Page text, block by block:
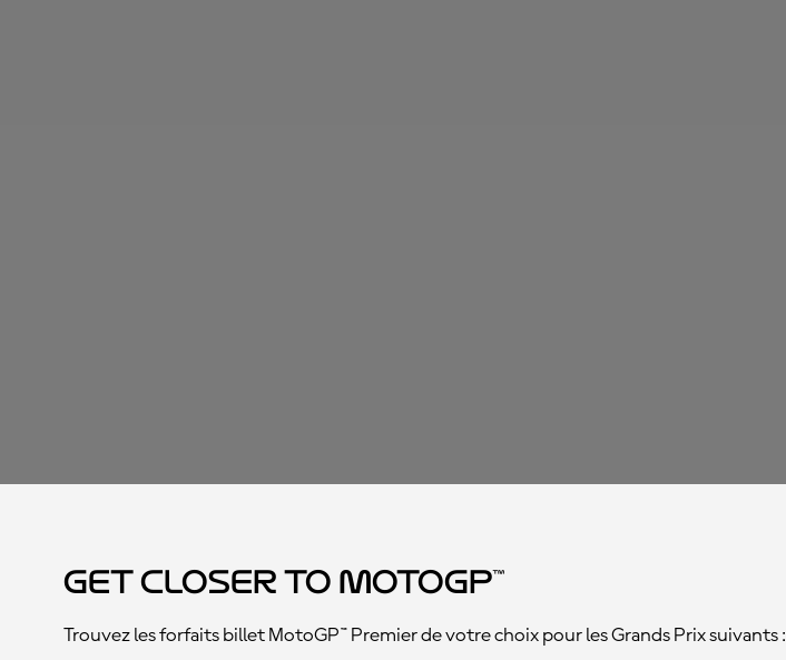
Get closer to MotoGP™
Trouvez les forfaits billet MotoGP™ Premier de votre choix pour les Grands Prix suivants :